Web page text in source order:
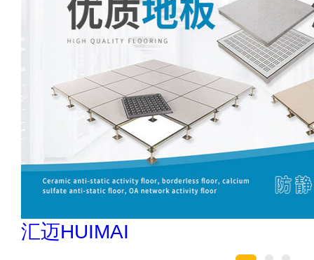
创星地板 400-0519-398